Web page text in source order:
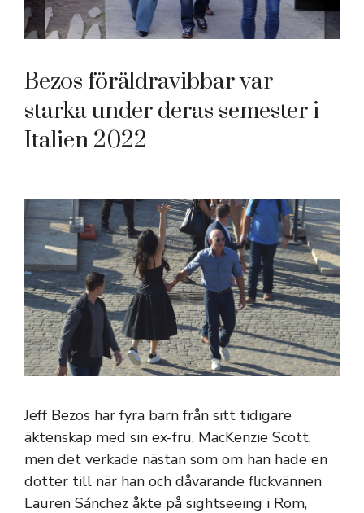
Bezos föräldravibbar var
starka under deras semester i
Italien 2022
Jeff Bezos har fyra barn från sitt tidigare
äktenskap med sin ex-fru, MacKenzie Scott,
men det verkade nästan som om han hade en
dotter till när han och dåvarande flickvännen
Lauren Sánchez åkte på sightseeing i Rom,